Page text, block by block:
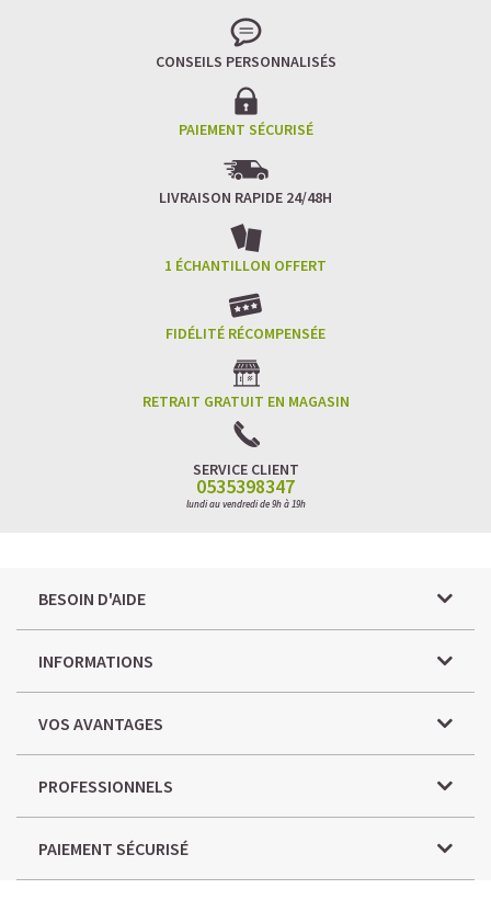
CONSEILS PERSONNALISÉS
PAIEMENT SÉCURISÉ
LIVRAISON RAPIDE 24/48H
1 ÉCHANTILLON OFFERT
FIDÉLITÉ RÉCOMPENSÉE
RETRAIT GRATUIT EN MAGASIN
SERVICE CLIENT
0535398347
lundi au vendredi de 9h à 19h
BESOIN D'AIDE
INFORMATIONS
VOS AVANTAGES
PROFESSIONNELS
PAIEMENT SÉCURISÉ